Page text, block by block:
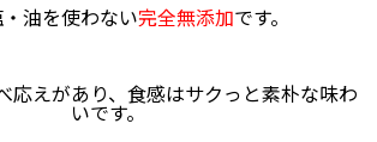
油を使わない完全無添加です。
応えがあり、食感はサクっと素朴な味わ
いです。